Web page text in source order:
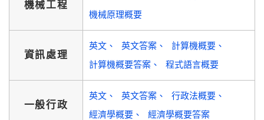
機械工程
機械原理概要
資訊處理
英文 英文答案
計算機概要
計算機概要答案
程式語言概要
一般行政
英文 英文答案
行政法概要
經濟學概要
經濟學概要答案